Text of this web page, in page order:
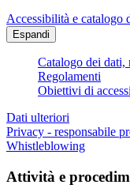
Accessibilità e catalogo
Espandi
Catalogo dei dati,
Regolamenti
Obiettivi di
Dati ulteriori
Privacy - responsabile
Whistleblowing
Attività e